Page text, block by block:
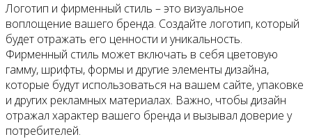
Логотип и фирменный стиль – это визуальное
воплощение вашего бренда. Создайте логотип, который
будет отражать его ценности и уникальность.
Фирменный стиль может включать в себя цветовую
гамму, шрифты, формы и другие элементы дизайна,
которые будут использоваться на вашем сайте, упаковке
и других рекламных материалах. Важно, чтобы дизайн
отражал характер вашего бренда и вызывал доверие у
потребителей.